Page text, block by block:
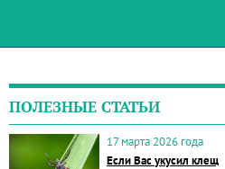
ПОЛЕЗНЫЕ СТАТЬИ
17 марта 2026 года
Если Вас укусил клещ